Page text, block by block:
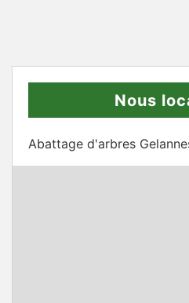
Nous
Abattage d'arbres